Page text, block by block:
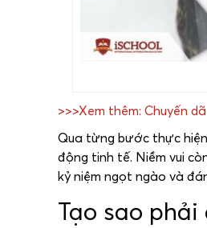
>>>Xem thêm: Chuyến
Qua từng bước thực
động tinh tế. Niềm vui
kỷ niệm ngọt ngào và
Tạo sao